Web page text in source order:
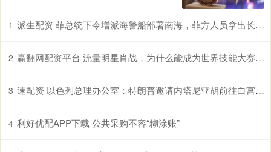
1 派生配资 菲总统下令增派海警船部署南海，菲方人员拿出长刀进行挑衅
2 赢翻网配资平台 流量明星肖战，为什么能成为世界技能大赛的推广大使？_赛事_人性_顶流
3 速配资 以色列总理办公室：特朗普邀请内塔尼亚胡前往白宫会晤
4 利好优配APP下载 公共采购不容“糊涂账”